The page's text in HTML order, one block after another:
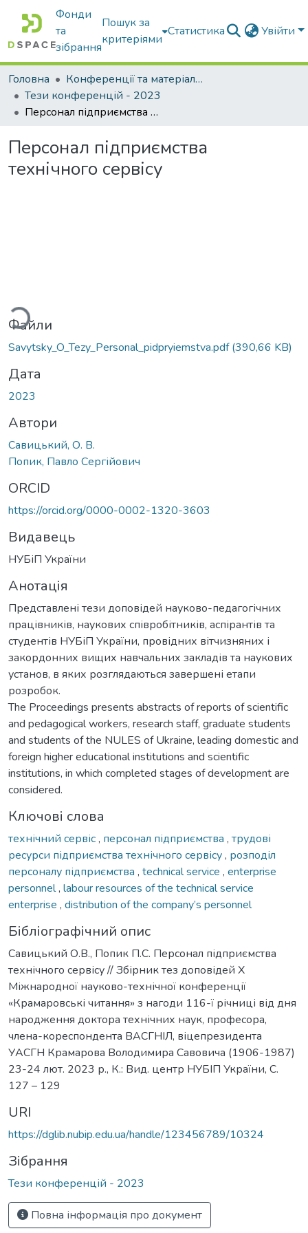
Фонди
та
зібрання
Пошук за
критеріями
Статистика Увійти
Головна
Конференції та матеріали конференцій
Тези конференцій - 2023
Персонал підприємства технічного сервісу
Персонал підприємства
технічного сервісу
Файли
Savytsky_O_Tezy_Personal_pidpryiemstva.pdf(390,66 KB)
Дата
2023
Автори
Савицький, О. В.
Попик, Павло Сергійович
ORCID
https://orcid.org/0000-0002-1320-3603
Видавець
НУБіП України
Анотація
Представлені тези доповідей науково-педагогічних
працівників, наукових співробітників, аспірантів та
студентів НУБіП України, провідних вітчизняних і
закордонних вищих навчальних закладів та наукових
установ, в яких розглядаються завершені етапи
розробок.
The Proceedings presents abstracts of reports of scientific
and pedagogical workers, research staff, graduate students
and students of the NULES of Ukraine, leading domestic and
foreign higher educational institutions and scientific
institutions, in which completed stages of development are
considered.
Ключові слова
технічний сервіс, персонал підприємства , трудові
ресурси підприємства технічного сервісу, розподіл
персоналу підприємства , technical service , enterprise
personnel, labour resources of the technical service
enterprise , distribution of the company’s personnel
Бібліографічний опис
Савицький О.В., Попик П.С. Персонал підприємства
технічного сервісу // Збірник тез доповідей Х
Міжнародної науково-технічної конференції
«Крамаровські читання» з нагоди 116-ї річниці від дня
народження доктора технічних наук, професора,
члена-кореспондента ВАСГНІЛ, віцепрезидента
УАСГН Крамарова Володимира Савовича (1906-1987)
23-24 лют. 2023 р., К.: Вид. центр НУБІП України, С.
127 – 129
URI
https://dglib.nubip.edu.ua/handle/123456789/10324
Зібрання
Тези конференцій - 2023
Повна інформація про документ